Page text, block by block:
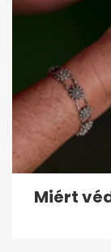
Miért